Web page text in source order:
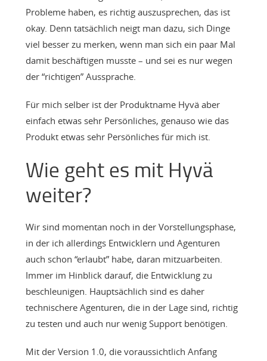
Probleme haben, es richtig auszusprechen, das ist
okay. Denn tatsächlich neigt man dazu, sich Dinge
viel besser zu merken, wenn man sich ein paar Mal
damit beschäftigen musste – und sei es nur wegen
der “richtigen” Aussprache.
Für mich selber ist der Produktname Hyvä aber
einfach etwas sehr Persönliches, genauso wie das
Produkt etwas sehr Persönliches für mich ist.
Wie geht es mit Hyvä
weiter?
Wir sind momentan noch in der Vorstellungsphase,
in der ich allerdings Entwicklern und Agenturen
auch schon “erlaubt” habe, daran mitzuarbeiten.
Immer im Hinblick darauf, die Entwicklung zu
beschleunigen. Hauptsächlich sind es daher
technischere Agenturen, die in der Lage sind, richtig
zu testen und auch nur wenig Support benötigen.
Mit der Version 1.0, die voraussichtlich Anfang